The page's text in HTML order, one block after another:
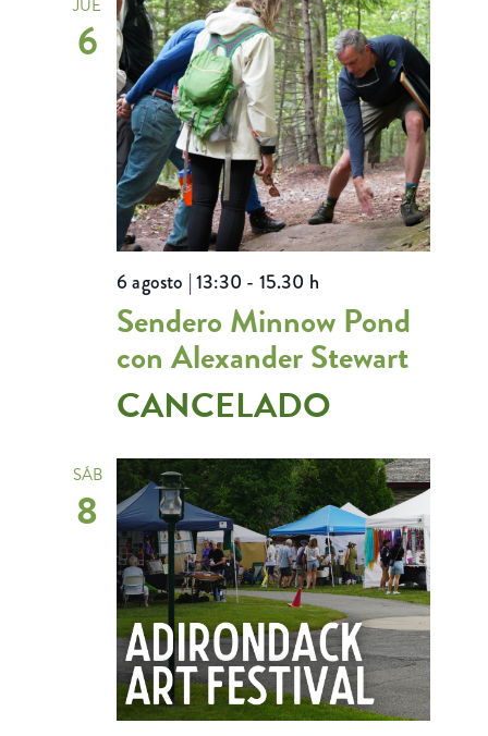
de
Eventos
JUE
6
Sendero Minnow Pond
con Alexander Stewart
6 agosto | 13:30 - 15.30 h
CANCELADO
SÁB
8